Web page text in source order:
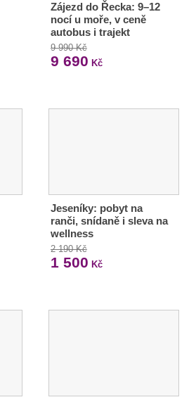
Zájezd do Řecka: 9–12
nocí u moře, v ceně
autobus i trajekt
9 990 Kč
9 690 Kč
Jeseníky: pobyt na
ranči, snídaně i sleva na
wellness
2 190 Kč
1 500 Kč